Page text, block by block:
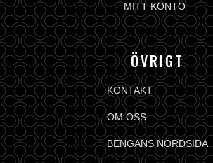
MITT KONTO
ÖVRIGT
KONTAKT
OM OSS
BENGANS NÖRDSIDA